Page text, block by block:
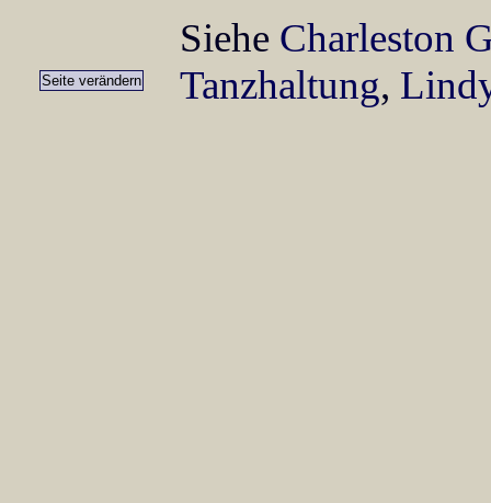
Siehe Charleston
Tanzhaltung,